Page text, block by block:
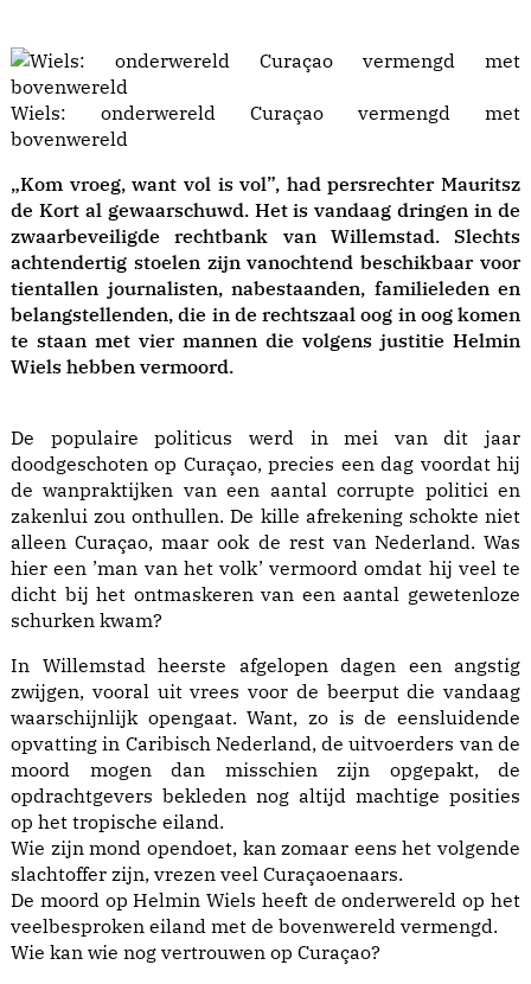
Wiels: onderwereld Curaçao vermengd met
bovenwereld
„Kom vroeg, want vol is vol”, had persrechter Mauritsz
de Kort al gewaarschuwd. Het is vandaag dringen in de
zwaarbeveiligde rechtbank van Willemstad. Slechts
achtendertig stoelen zijn vanochtend beschikbaar voor
tientallen journalisten, nabestaanden, familieleden en
belangstellenden, die in de rechtszaal oog in oog komen
te staan met vier mannen die volgens justitie Helmin
Wiels hebben vermoord.
De populaire politicus werd in mei van dit jaar
doodgeschoten op Curaçao, precies een dag voordat hij
de wanpraktijken van een aantal corrupte politici en
zakenlui zou onthullen. De kille afrekening schokte niet
alleen Curaçao, maar ook de rest van Nederland. Was
hier een ’man van het volk’ vermoord omdat hij veel te
dicht bij het ontmaskeren van een aantal gewetenloze
schurken kwam?
In Willemstad heerste afgelopen dagen een angstig
zwijgen, vooral uit vrees voor de beerput die vandaag
waarschijnlijk opengaat. Want, zo is de eensluidende
opvatting in Caribisch Nederland, de uitvoerders van de
moord mogen dan misschien zijn opgepakt, de
opdrachtgevers bekleden nog altijd machtige posities
op het tropische eiland.
Wie zijn mond opendoet, kan zomaar eens het volgende
slachtoffer zijn, vrezen veel Curaçaoenaars.
De moord op Helmin Wiels heeft de onderwereld op het
veelbesproken eiland met de bovenwereld vermengd.
Wie kan wie nog vertrouwen op Curaçao?